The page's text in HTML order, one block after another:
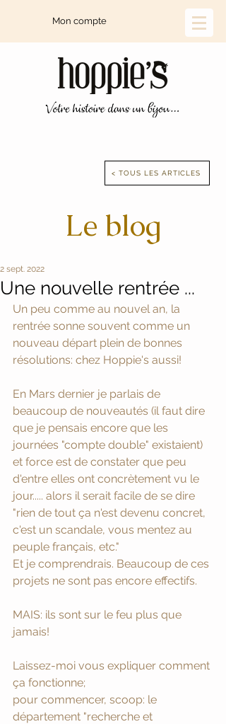
Mon compte
< TOUS LES ARTICLES
Le blog
Une nouvelle rentrée ...
2 sept. 2022
Un peu comme au nouvel an, la
rentrée sonne souvent comme un
nouveau départ plein de bonnes
résolutions: chez Hoppie's aussi!
En Mars dernier je parlais de
beaucoup de nouveautés (il faut dire
que je pensais encore que les
journées "compte double" existaient)
et force est de constater que peu
d'entre elles ont concrètement vu le
jour..... alors il serait facile de se dire
"rien de tout ça n'est devenu concret,
c'est un scandale, vous mentez au
peuple français, etc."
Et je comprendrais. Beaucoup de ces
projets ne sont pas encore effectifs.
MAIS: ils sont sur le feu plus que
jamais!
Laissez-moi vous expliquer comment
ça fonctionne;
pour commencer, scoop: le
département "recherche et